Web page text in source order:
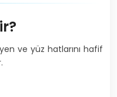
ve yüz hatlarını hafif